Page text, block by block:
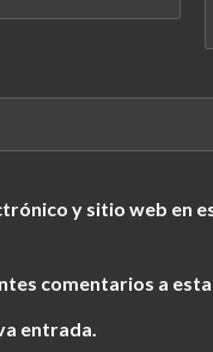
y sitio web en
comentarios a
entrada.